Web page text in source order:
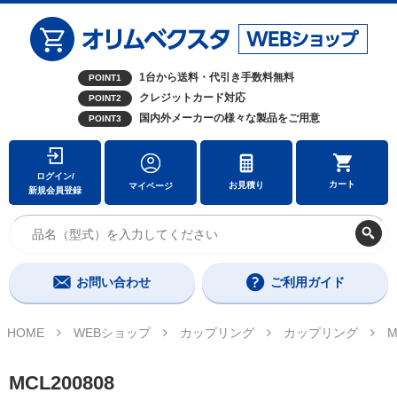
POINT1 1台から送料・代引き手数料無料
POINT2 クレジットカード対応
POINT3 国内外メーカーの様々な製品をご用意
ログイン/
新規会員登録
マイページ お見積り カート
お問い合わせ ご利用ガイド
HOME WEBショップ カップリング カップリング
MCL200808